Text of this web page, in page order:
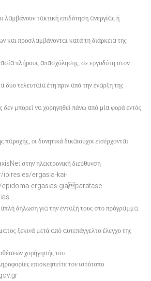
λαμβάνουν τακτική επιδότηση ανεργίας ή
και προσλαμβάνονται κατά τη διάρκεια της
πλήρους απασχόλησης, σε εργοδότη στον
δύο τελευταία έτη πριν από την έναρξη της
δεν μπορεί να χορηγηθεί πάνω από μία φορά εντός
οι δυνητικά δικαιούχοι εισέρχονται
στην ηλεκτρονική διεύθυνση
ipiresies/ergasia-kai-
ergasias-giaparatase-
δήλωση για την ένταξή τους στο πρόγραμμα.
ξεκινά μετά από αυτεπάγγελτο έλεγχο της
χορήγησής του.
επισκεφτείτε τον ιστότοπο